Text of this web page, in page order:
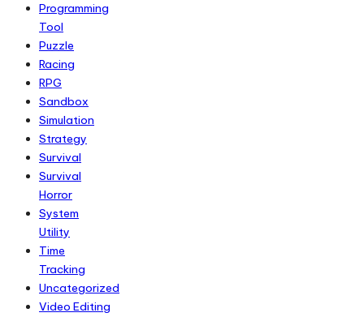
Programming
Tool
Puzzle
Racing
RPG
Sandbox
Simulation
Strategy
Survival
Survival
Horror
System
Utility
Time
Tracking
Uncategorized
Video Editing